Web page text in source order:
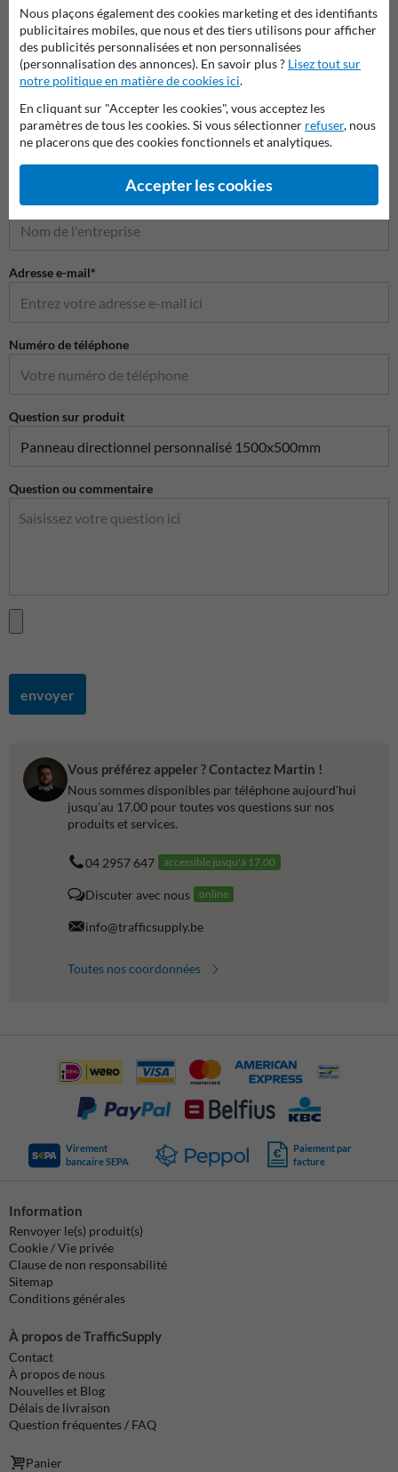
Poser votre question à Panneausignalisation.be
Nom*
Nom de l'entreprise
Adresse e-mail*
Numéro de téléphone
Question sur produit
Question ou commentaire
envoyer
Vous préférez appeler ? Contactez Martin !
Nous sommes disponibles par téléphone aujourd'hui
jusqu'au 17.00 pour toutes vos questions sur nos
produits et services.
04 2957 647 accessible jusqu'à 17.00
Discuter avec nous online
info@trafficsupply.be
Toutes nos coordonnées
Virement
bancaire SEPA
Paiement par
facture
Information
Renvoyer le(s) produit(s)
Cookie / Vie privée
Clause de non responsabilité
Sitemap
Conditions générales
À propos de TrafficSupply
Contact
À propos de nous
Nouvelles et Blog
Délais de livraison
Question fréquentes / FAQ
Panier
Nous plaçons également des cookies marketing et des identifiants
publicitaires mobiles, que nous et des tiers utilisons pour afficher
des publicités personnalisées et non personnalisées
(personnalisation des annonces). En savoir plus ? Lisez tout sur
notre politique en matière de cookies ici.
En cliquant sur "Accepter les cookies", vous acceptez les
paramètres de tous les cookies. Si vous sélectionner refuser, nous
ne placerons que des cookies fonctionnels et analytiques.
Accepter les cookies